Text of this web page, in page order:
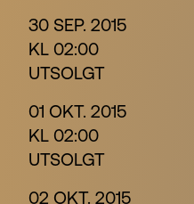
30 SEP. 2015
KL 02:00
UTSOLGT
01 OKT. 2015
KL 02:00
UTSOLGT
02 OKT. 2015